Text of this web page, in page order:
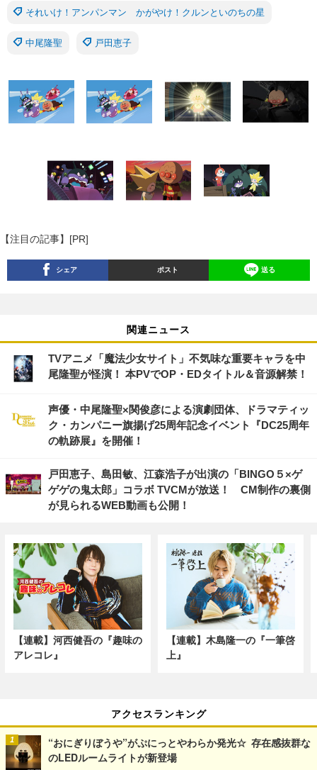
それいけ！アンパンマン かがやけ！クルンといのちの星
中尾隆聖 戸田恵子
【注目の記事】[PR]
シェア ポスト 送る
関連ニュース
TVアニメ「魔法少女サイト」不気味な重要キャラを中
尾隆聖が怪演！ 本PVでOP・EDタイトル＆音源解禁！
声優・中尾隆聖×関俊彦による演劇団体、ドラマティッ
ク・カンパニー旗揚げ25周年記念イベント『DC25周年
の軌跡展』を開催！
戸田恵子、島田敏、江森浩子が出演の「BINGO５×ゲ
ゲゲの鬼太郎」コラボ TVCMが放送！ CM制作の裏側
が見られるWEB動画も公開！
【連載】河西健吾の『趣味の
アレコレ』
【連載】木島隆一の『一筆啓
上』
アクセスランキング
“おにぎりぼうや”がぷにっとやわらか発光☆ 存在感抜群な
のLEDルームライトが新登場